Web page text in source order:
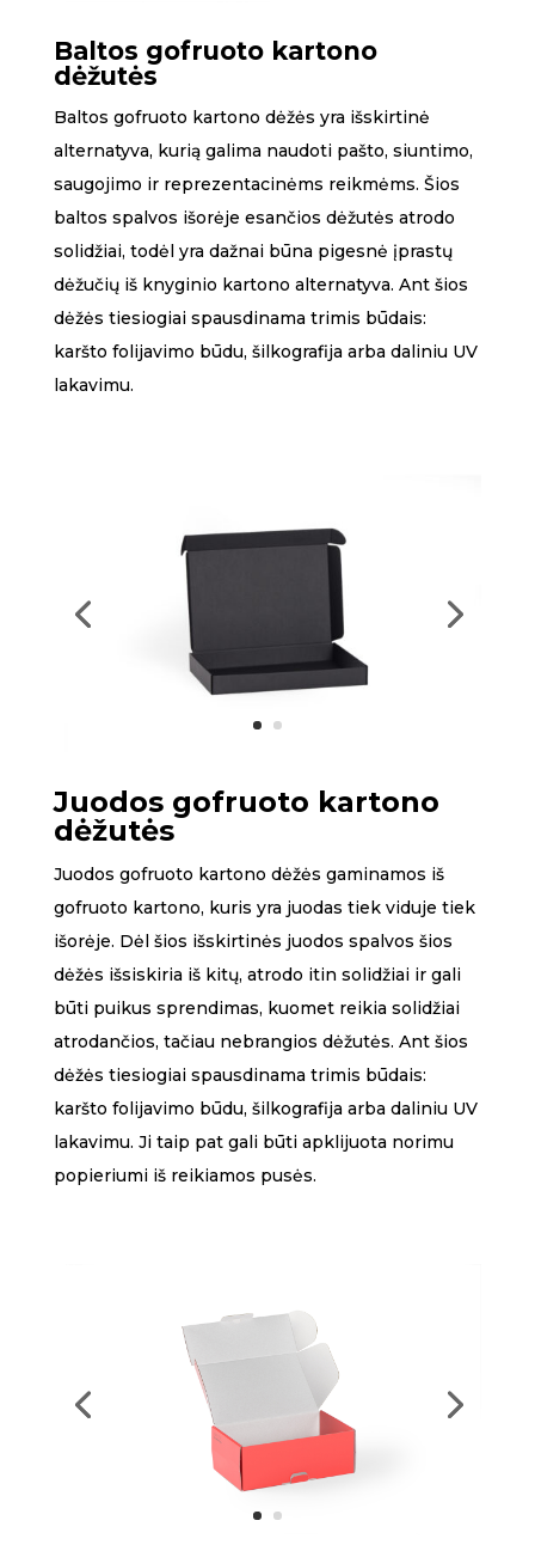
Baltos gofruoto kartono
dėžutės
Baltos gofruoto kartono dėžės yra išskirtinė
alternatyva, kurią galima naudoti pašto, siuntimo,
saugojimo ir reprezentacinėms reikmėms. Šios
baltos spalvos išorėje esančios dėžutės atrodo
solidžiai, todėl yra dažnai būna pigesnė įprastų
dėžučių iš knyginio kartono alternatyva. Ant šios
dėžės tiesiogiai spausdinama trimis būdais:
karšto folijavimo būdu, šilkografija arba daliniu UV
lakavimu.
Juodos gofruoto kartono
dėžutės
Juodos gofruoto kartono dėžės gaminamos iš
gofruoto kartono, kuris yra juodas tiek viduje tiek
išorėje. Dėl šios išskirtinės juodos spalvos šios
dėžės išsiskiria iš kitų, atrodo itin solidžiai ir gali
būti puikus sprendimas, kuomet reikia solidžiai
atrodančios, tačiau nebrangios dėžutės. Ant šios
dėžės tiesiogiai spausdinama trimis būdais:
karšto folijavimo būdu, šilkografija arba daliniu UV
lakavimu. Ji taip pat gali būti apklijuota norimu
popieriumi iš reikiamos pusės.